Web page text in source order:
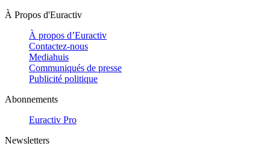
À Propos d'Euractiv
À propos d’Euractiv
Contactez-nous
Mediahuis
Communiqués de presse
Publicité politique
Abonnements
Euractiv Pro
Newsletters